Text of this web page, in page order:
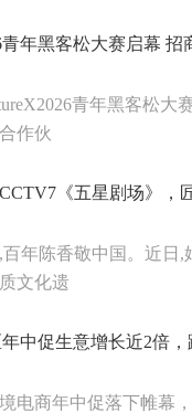
青年黑客松大赛启幕
青年黑客松大
作伙
《五星剧场》，
年陈香敬中国。近日,
文化遗
年中促生意增长近2倍
电商年中促落下帷幕